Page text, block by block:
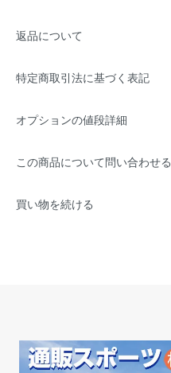
返品について
特定商取引法に基づく表記
オプションの値段詳細
この商品について問い合わせる
買い物を続ける